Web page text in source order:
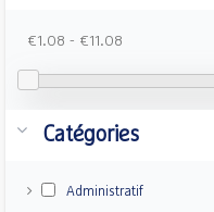
€1.08 - €11.08
Catégories
Administratif